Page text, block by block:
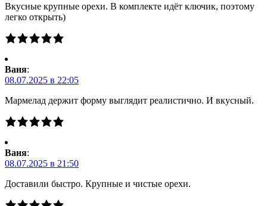
Вкусные крупные орехи. В комплекте идёт ключик, поэтому
легко открыть)
Ваня:
08.07.2025 в 22:05
Мармелад держит форму выглядит реалистично. И вкусный.
Ваня:
08.07.2025 в 21:50
Доставили быстро. Крупные и чистые орехи.